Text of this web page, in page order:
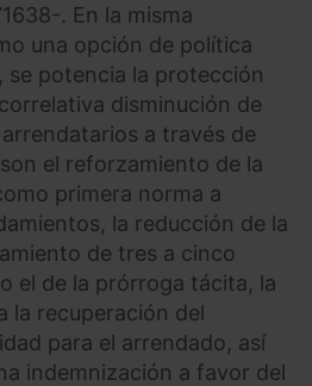
. En la misma
una opción de política
se potencia la protección
disminución de
a través de
el reforzamiento de la
primera norma a
la reducción de la
de tres a cinco
el de la prórroga tácita, la
la recuperación del
para el arrendado, así
indemnización a favor del